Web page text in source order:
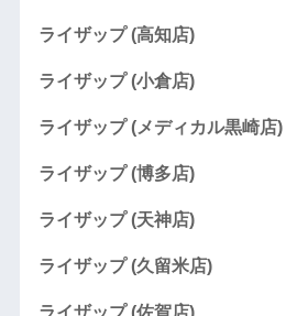
ライザップ (高知店)
ライザップ (小倉店)
ライザップ (メディカル黒崎店)
ライザップ (博多店)
ライザップ (天神店)
ライザップ (久留米店)